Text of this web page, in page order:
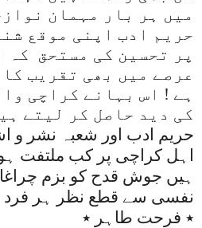
میں ہر بار مہمان
حریم ادب اپنی موقع
پر تحسین کی مستحق کہ
عرصے میں بھی تقریب
ہے ! اس بہانے کراچی
کی دید حاصل کر لیتے
حریم ادب اور شعبہ نشر و
اہل کراچی پر کب ملتفت
ہیں جوش قدح کو بزم
نفسی سے قطع نظر ہر فرد
٭ فرحت طاہر ٭